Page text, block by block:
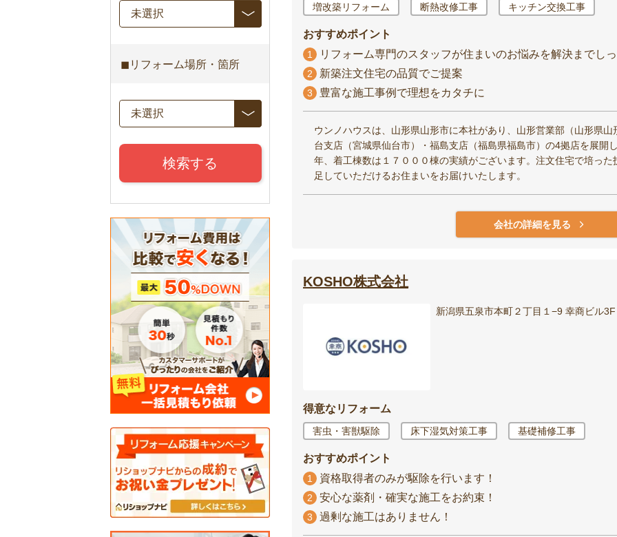
◼︎リフォーム場所・箇所
検索する
増改築リフォーム 断熱改修工事 キッチン交換工事
おすすめポイント
1 リフォーム専門のスタッフが住まいのお悩みを解決までし
2 新築注文住宅の品質でご提案
3 豊富な施工事例で理想をカタチに
ウンノハウスは、山形県山形市に本社があり、山形営業部（山形県
台支店（宮城県仙台市）・福島支店（福島県福島市）の4拠店を展開
年、着工棟数は１７０００棟の実績がございます。注文住宅で培っ
足していただけるお住まいをお届けいたします。
会社の詳細を見る
KOSHO株式会社
新潟県五泉市本町２丁目１−9 幸商ビル3F
得意なリフォーム
害虫・害獣駆除 床下湿気対策工事 基礎補修工事
おすすめポイント
1 資格取得者のみが駆除を行います！
2 安心な薬剤・確実な施工をお約束！
3 過剰な施工はありません！